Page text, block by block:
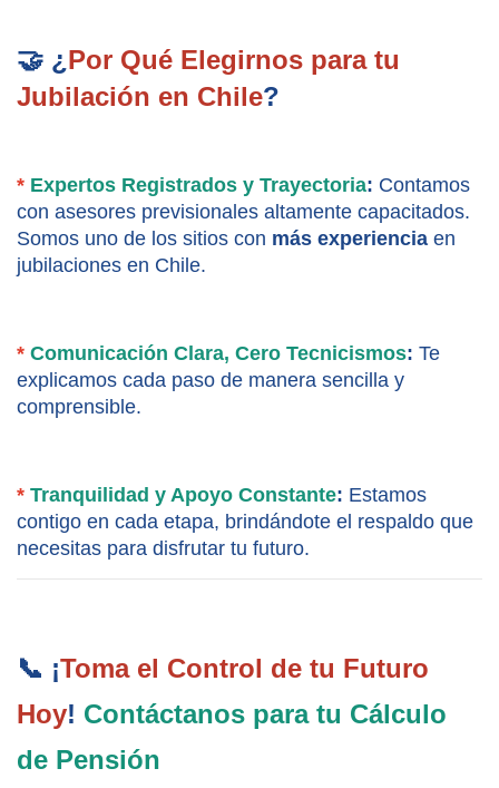
🤝 ¿ Por Qué Elegirnos para tu
Jubilación en Chile?
* Expertos Registrados y Trayectoria: Contamos
con asesores previsionales altamente capacitados.
Somos uno de los sitios con más experiencia en
jubilaciones en Chile.
* Comunicación Clara, Cero Tecnicismos: Te
explicamos cada paso de manera sencilla y
comprensible.
* Tranquilidad y Apoyo Constante: Estamos
contigo en cada etapa, brindándote el respaldo que
necesitas para disfrutar tu futuro.
📞 ¡Toma el Control de tu Futuro
Hoy! Contáctanos para tu Cálculo
de Pensión